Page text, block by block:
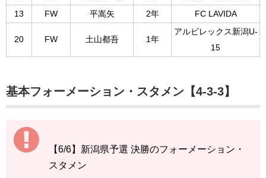
13
FW 平嵩矢 2年 FC LAVIDA
20 FW 土山都吾 1年
アルビレックス新潟U-
15
基本フォーメーション・スタメン【4-3-3】
【6/6】新潟県予選 決勝のフォーメーション・
スタメン